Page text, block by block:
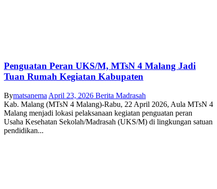
Penguatan Peran UKS/M, MTsN 4 Malang Jadi
Tuan Rumah Kegiatan Kabupaten
Bymatsanema April 23, 2026 Berita Madrasah
Kab. Malang (MTsN 4 Malang)-Rabu, 22 April 2026, Aula MTsN 4
Malang menjadi lokasi pelaksanaan kegiatan penguatan peran
Usaha Kesehatan Sekolah/Madrasah (UKS/M) di lingkungan satuan
pendidikan...